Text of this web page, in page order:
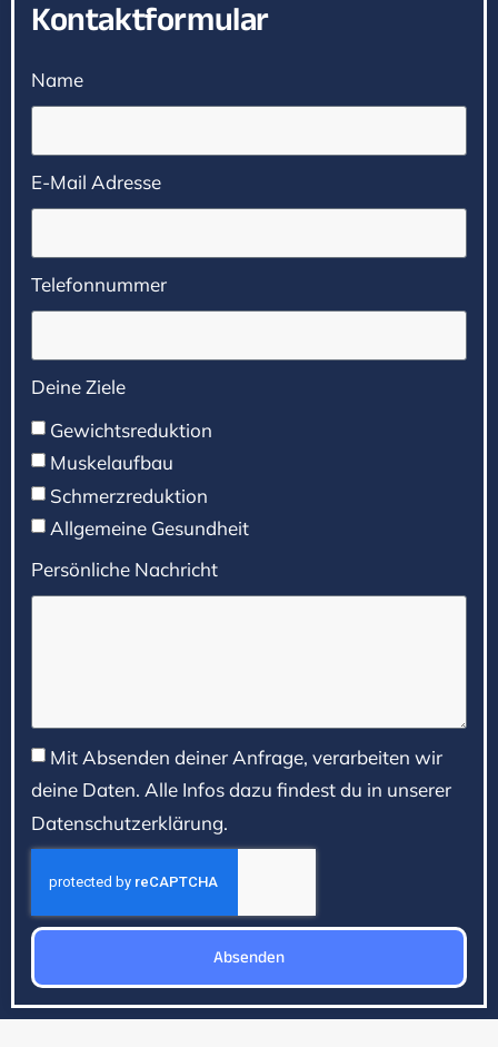
Kontaktformular
Name
E-Mail Adresse
Telefonnummer
Deine Ziele
Gewichtsreduktion
Muskelaufbau
Schmerzreduktion
Allgemeine Gesundheit
Persönliche Nachricht
Mit Absenden deiner Anfrage, verarbeiten wir
deine Daten. Alle Infos dazu findest du in unserer
Datenschutzerklärung.
Absenden